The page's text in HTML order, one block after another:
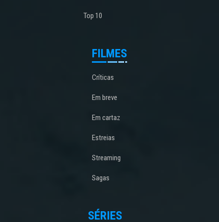
Top 10
FILMES
Críticas
Em breve
Em cartaz
Estreias
Streaming
Sagas
SÉRIES